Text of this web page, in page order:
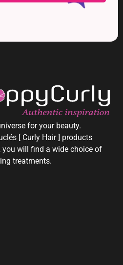
for your beauty.
[ Curly Hair ] products
will find a wide choice of
treatments.